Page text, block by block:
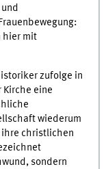
hier mit
zufolge in
eine
wiederum
ihre christlichen
sondern